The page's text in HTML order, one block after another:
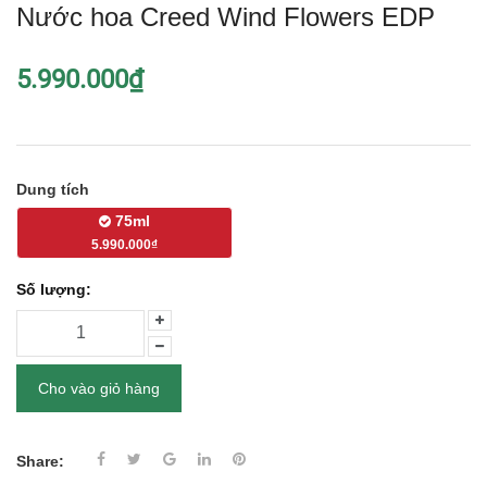
Nước hoa Creed Wind Flowers EDP
5.990.000₫
Dung tích
75ml
5.990.000₫
Số lượng:
Cho vào giỏ hàng
Share: